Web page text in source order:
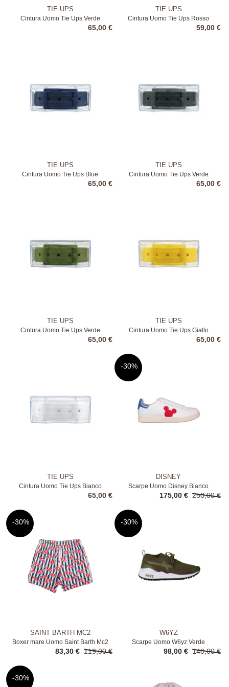
TIE UPS
Cintura Uomo Tie Ups Verde
65,00 €
TIE UPS
Cintura Uomo Tie Ups Rosso
59,00 €
TIE UPS
Cintura Uomo Tie Ups Blue
65,00 €
TIE UPS
Cintura Uomo Tie Ups Verde
65,00 €
TIE UPS
Cintura Uomo Tie Ups Verde
65,00 €
TIE UPS
Cintura Uomo Tie Ups Giallo
65,00 €
TIE UPS
Cintura Uomo Tie Ups Bianco
65,00 €
-30%
DISNEY
Scarpe Uomo Disney Bianco
250,00 €
175,00 €
-30%
SAINT BARTH MC2
Boxer mare Uomo Saint Barth Mc2
Blue
119,00 €
83,30 €
-30%
W6YZ
Scarpe Uomo W6yz Verde
140,00 €
98,00 €
-30%